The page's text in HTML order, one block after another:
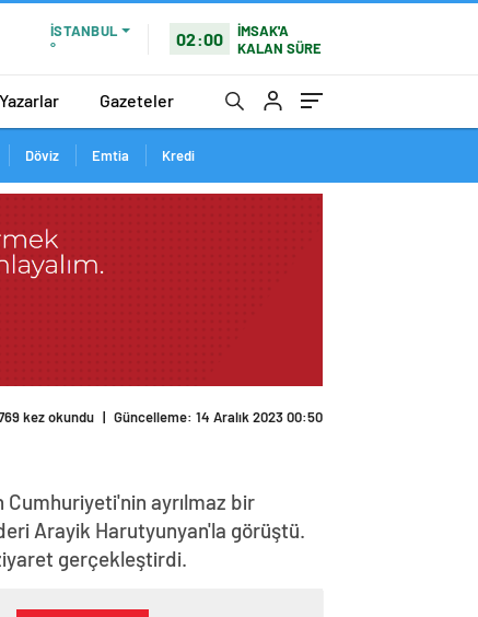
İSTANBUL
°
02:00
İMSAK'A
KALAN SÜRE
Yazarlar Gazeteler
Döviz Emtia Kredi
kez okundu | Güncelleme: 14 Aralık 2023 00:50
ayrılmaz bir
Arayik Harutyunyan'la görüştü.
gerçekleştirdi.